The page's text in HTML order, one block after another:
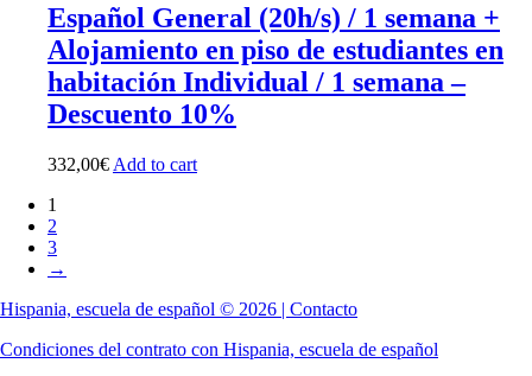
Español General (20h/s) / 1 semana +
Alojamiento en piso de estudiantes en
habitación Individual / 1 semana –
Descuento 10%
332,00€ Add to cart
1
2
3
→
Hispania, escuela de español © 2026 | Contacto
Condiciones del contrato con Hispania, escuela de español